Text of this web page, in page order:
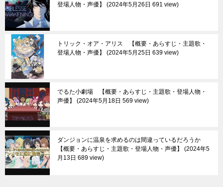
登場人物・声優】
2024年5月26日 691 view
トリック・オア・アリス 【概要・あらすじ・主題歌・
登場人物・声優】
2024年5月25日 639 view
でるた小劇場 【概要・あらすじ・主題歌・登場人物・
声優】
2024年5月18日 569 view
ダンジョンに温泉を求めるのは間違っているだろうか
【概要・あらすじ・主題歌・登場人物・声優】
2024年5
月13日 689 view